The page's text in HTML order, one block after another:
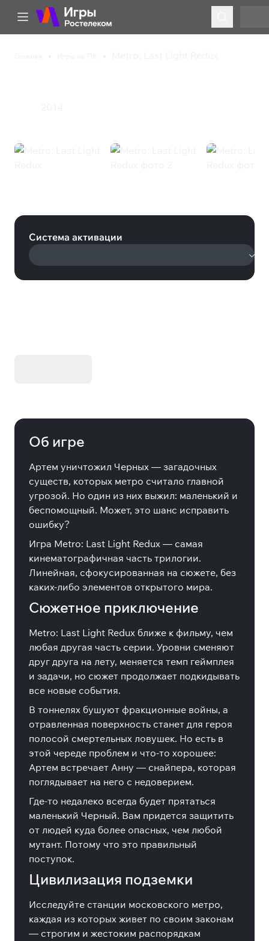
Система активации
Об игре
Артем уничтожил Черных — загадочных
существ, которых метро считало главной
угрозой. Но один из них выжил: маленький и
беспомощный. Может, это шанс исправить
ошибку?
Игра Metro: Last Light Redux — самая
кинематографичная часть трилогии.
Линейная, сфокусированная на сюжете, без
каких-либо элементов открытого мира.
Сюжетное приключение
Metro: Last Light Redux ближе к фильму, чем
любая другая часть серии. Уровни сменяют
друг друга на лету, меняется темп геймплея
и задачи, но сюжет продолжает подкидывать
все новые события.
В тоннелях бушуют фракционные войны, а
отравленная поверхность станет для героя
полосой смертельных ловушек. Но есть в
этой череде проблем и что-то хорошее:
Артем встречает Анну — снайпера, которая
поглядывает на него с недоверием.
Где-то недалеко всегда будет прятаться
маленький Черный. Вам придется защитить
от людей куда более опасных, чем любой
мутант. Потому что это правильный
поступок.
Цивилизация подземки
Исследуйте станции московского метро,
каждая из которых живет по своим законам
— строгим и жестоким распорядкам